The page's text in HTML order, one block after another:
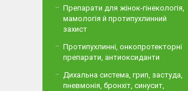
Препарати для жінок-гінекологія,
мамологія й протипухлинний
захист
Протипухлинні, онкопротекторні
препарати, антиоксиданти
Дихальна система, грип, застуда,
пневмонія, бронхіт, синусит,